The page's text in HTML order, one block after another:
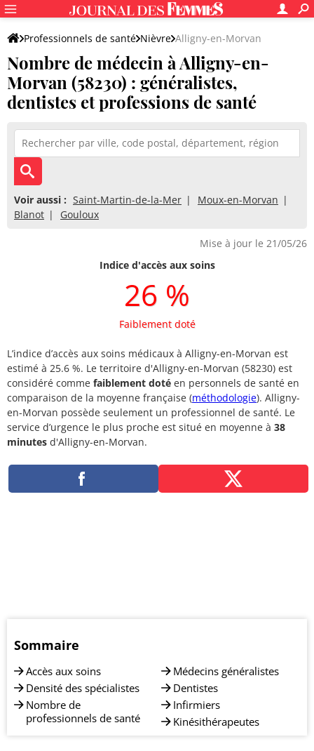
Professionnels de santé Nièvre Alligny-en-Morvan
Nombre de médecin à Alligny-en-
Morvan (58230) : généralistes,
dentistes et professions de santé
Voir aussi : Saint-Martin-de-la-Mer
Moux-en-Morvan
Blanot
Gouloux
Mise à jour le 21/05/26
Indice d'accès aux soins
26 %
Faiblement doté
L’indice d’accès aux soins médicaux à Alligny-en-Morvan est
estimé à 25.6 %. Le territoire d'Alligny-en-Morvan (58230) est
considéré comme faiblement doté en personnels de santé en
comparaison de la moyenne française (méthodologie). Alligny-
en-Morvan possède seulement un professionnel de santé. Le
service d’urgence le plus proche est situé en moyenne à 38
minutes d'Alligny-en-Morvan.
Sommaire
Accès aux soins
Densité des spécialistes
Nombre de
professionnels de santé
Médecins généralistes
Dentistes
Infirmiers
Kinésithérapeutes